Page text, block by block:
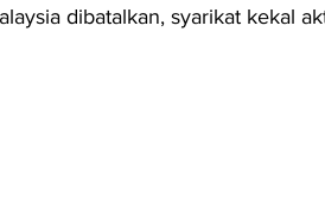
dibatalkan, syarikat kekal